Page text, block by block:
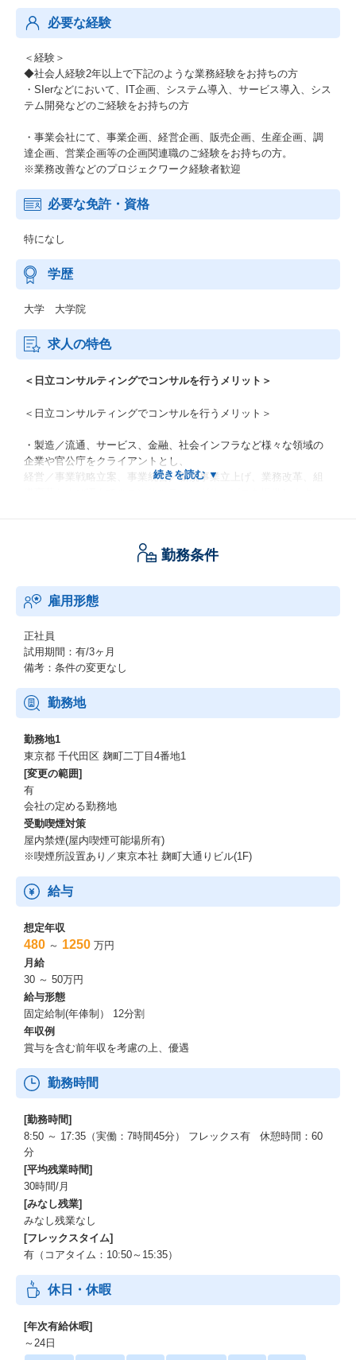
必要な経験
＜経験＞
◆社会人経験2年以上で下記のような業務経験をお持ちの方
・SIerなどにおいて、IT企画、システム導入、サービス導入、シス
テム開発などのご経験をお持ちの方
・事業会社にて、事業企画、経営企画、販売企画、生産企画、調
達企画、営業企画等の企画関連職のご経験をお持ちの方。
※業務改善などのプロジェクワーク経験者歓迎
必要な免許・資格
特になし
学歴
大学 大学院
求人の特色
＜日立コンサルティングでコンサルを行うメリット＞
＜日立コンサルティングでコンサルを行うメリット＞
・製造／流通、サービス、金融、社会インフラなど様々な領域の
企業や官公庁をクライアントとし、
経営／事業戦略立案、事業統合／新規事業立上げ、業務改革、組
・顧客の経営幹部と長期的なリレーションを築き、構想策定から
※プログラミング等のシステム開発工程はグループ企業が担う
ため、当社のコンサルタントは担当しません。
・国内最大級のメーカー／インフラ企業である日立製作所、及び
日立グループが持つ知見／技術・人脈が活用可能であり、
絵に描いた餅ではない実践的なソリューションを提供できます。
・日立グループ自体が様々なデジタルテクノロジーを開発してい
て、
実践的なデジタルコンサルティングの知識を身につけることがで
きます。
・若手や女性も多く、多種多様なバックグラウンドを持つ方が在
籍しており、フラットで活力の溢れる組織です
（組織構成：中途入社70%、新卒入社者15%、日立グループ出身
者15%）。
また、多彩なメンバーを支える働き方改革の取組みを進めてお
り、個々人に合った働き方の実現を目指しています。
＜働きやすさ＞ ※未経験枠は多少変更箇所ができる可能性もご
ざいます
①リモート
②産育休後のフォロー
・時短勤務可能
・お子さんが小学校を卒業するまで、産育休取得可能
・時短したくない方はフルでフレックスを活用しながら働く
→上記2点は選択可能
・産前産後に体調をくずされた場合は、遅刻や欠勤扱いにせず通
常勤務でカウント
22年度の実績は、88％リモート勤務
12％は、管理職層が時々出社している為
コンサル～シニアコンサル職位はほぼリモート
また、会社もリモートを推奨している
③残業時間
29時間（富士通の残業は３５時間と記載）
なぜここまで少ないのかの理由もしっかりあります！（理由がな
い企業が多いです！）
計画通りに仕事を受けることを徹底されており、遂行できる無理
の無い期間で対応を進めている
むちゃな対応はしないよう、突発的な対応が起きないよう工夫し
ている
④女性の活躍事例
働きながら、子育てをされている方はすごく多い＝その環境でも
無理なく働ける環境がある
平均年齢が38歳程度なので→子育ての世代の社員が多い
もちろん男性も子育てに協力的な方が多く休みを取っている
リモートで赤ちゃんの声が聞こえながら仕事をしている方も
勤務条件
雇用形態
正社員
試用期間：有/3ヶ月
備考：条件の変更なし
勤務地
勤務地1
東京都 千代田区 麹町二丁目4番地1
[変更の範囲]
有
会社の定める勤務地
受動喫煙対策
屋内禁煙(屋内喫煙可能場所有)
※喫煙所設置あり／東京本社 麹町大通りビル(1F)
給与
想定年収
480 ～ 1250 万円
月給
30 ～ 50万円
給与形態
固定給制(年俸制） 12分割
年収例
賞与を含む前年収を考慮の上、優遇
勤務時間
[勤務時間]
8:50 ～ 17:35（実働：7時間45分） フレックス有 休憩時間：60
分
[平均残業時間]
30時間/月
[みなし残業]
みなし残業なし
[フレックスタイム]
有（コアタイム：10:50～15:35）
休日・休暇
[年次有給休暇]
～24日